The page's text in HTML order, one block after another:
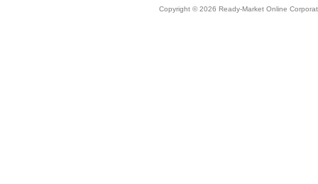
Copyright © 2026 Ready-Market Online